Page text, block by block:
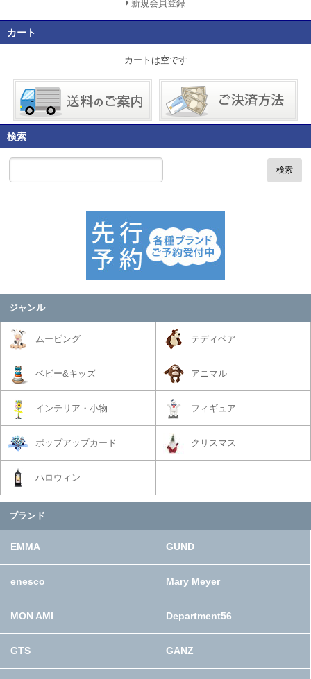
新規会員登録
カート
カートは空です
検索
検索
ジャンル
ムービング テディベア
ベビー&キッズ アニマル
インテリア・小物 フィギュア
ポップアップカード クリスマス
ハロウィン
ブランド
EMMA GUND
enesco Mary Meyer
MON AMI Department56
GTS GANZ